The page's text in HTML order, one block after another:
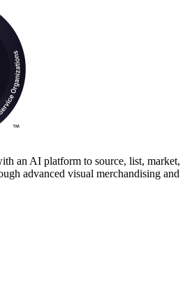
an AI platform to source, list, market,
advanced visual merchandising and